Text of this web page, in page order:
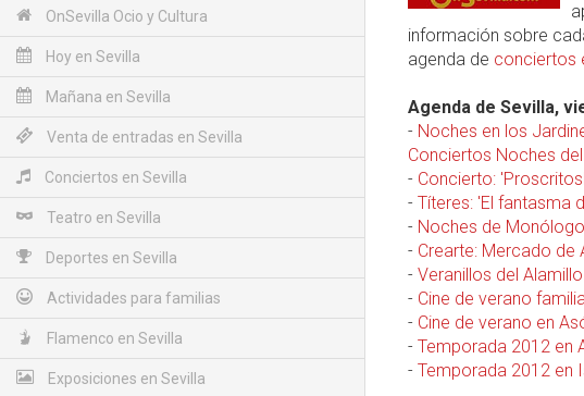
OnSevilla Ocio y Cultura
Hoy en Sevilla
Mañana en Sevilla
Venta de entradas en Sevilla
Conciertos en Sevilla
Teatro en Sevilla
Deportes en Sevilla
Actividades para familias
Flamenco en Sevilla
Exposiciones en Sevilla
información sobre
agenda de conciertos
Agenda de Sevilla,
- Noches en los
Conciertos Noches
- Concierto:
- Títeres: 'El fantasma
- Noches de
- Crearte: Mercado de
- Veranillos del
- Cine de verano
- Cine de verano en
- Temporada 2012 en
- Temporada 2012 en